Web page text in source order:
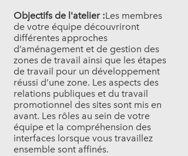
Objectifs de l'atelier :Les membres
de votre équipe découvriront
différentes approches
d’aménagement et de gestion des
zones de travail ainsi que les étapes
de travail pour un développement
réussi d’une zone. Les aspects des
relations publiques et du travail
promotionnel des sites sont mis en
avant. Les rôles au sein de votre
équipe et la compréhension des
interfaces lorsque vous travaillez
ensemble sont affinés.